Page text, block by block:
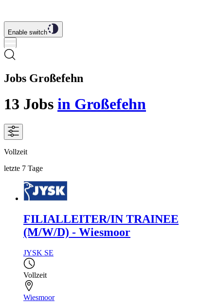
Enable switch
Jobs Großefehn
13 Jobs in Großefehn
Vollzeit
letzte 7 Tage
FILIALLEITER/IN TRAINEE
(M/W/D) - Wiesmoor
JYSK SE
Vollzeit
Wiesmoor